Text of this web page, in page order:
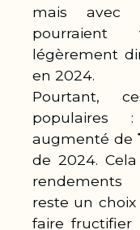
mais avec
légèrement
en 2024.
Pourtant,
populaires
augmenté de
de 2024.
rendements
reste un
faire fructifier